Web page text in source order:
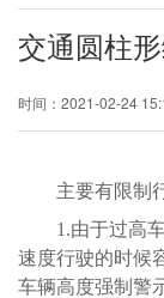
交通圆柱
时间：2021-02-24
主要有限制
1.由于过高
速度行驶的时候
车辆高度强制警